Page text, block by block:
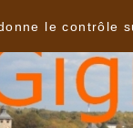
le contrôle